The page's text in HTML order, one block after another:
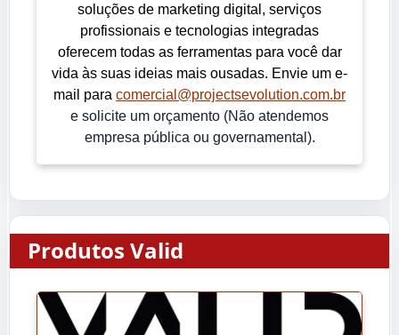
soluções de marketing digital, serviços
profissionais e tecnologias integradas
oferecem todas as ferramentas para você dar
vida às suas ideias mais ousadas. Envie um e-
mail para comercial@projectsevolution.com.br
e solicite um orçamento (Não atendemos
empresa pública ou governamental).
Produtos Valid